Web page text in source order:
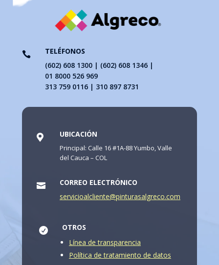

TELÉFONOS
(602) 608 1300 | (602) 608 1346 |
01 8000 526 969
313 759 0116 | 310 897 8731
 UBICACIÓN
Principal: Calle 16 #1A-88 Yumbo, Valle
del Cauca – COL

CORREO ELECTRÓNICO
servicioalcliente@pinturasalgreco.com

OTROS
Línea de transparencia
Política de tratamiento de datos